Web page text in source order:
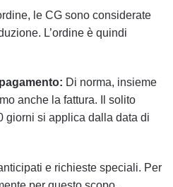
le CG sono considerate
L’ordine è quindi
Di norma, insieme
anche la fattura. Il solito
giorni si applica dalla data di
e richieste speciali. Per